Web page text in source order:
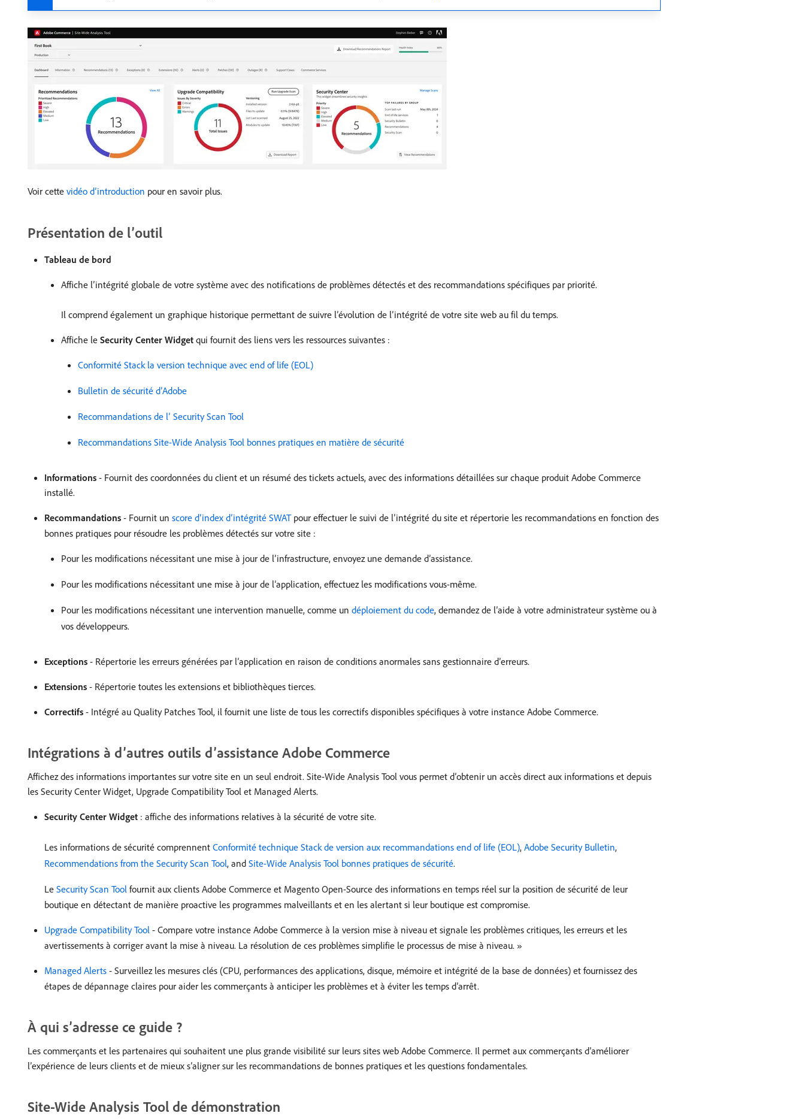
Voir cette vidéo d’introduction pour en savoir plus.
Présentation de l’outil
Tableau de bord
Affiche l’intégrité globale de votre système avec des notifications de problèmes détectés et des recommandations spécifiques par priorité.
Il comprend également un graphique historique permettant de suivre l’évolution de l’intégrité de votre site web au fil du temps.
Affiche le Security Center Widget qui fournit des liens vers les ressources suivantes :
Conformité Stack la version technique avec end of life (EOL)
Bulletin de sécurité d’Adobe
Recommandations de l’ Security Scan Tool
Recommandations Site-Wide Analysis Tool bonnes pratiques en matière de sécurité
Informations - Fournit des coordonnées du client et un résumé des tickets actuels, avec des informations détaillées sur chaque produit Adobe Commerce
installé.
Recommandations - Fournit un score d’index d’intégrité SWATpour effectuer le suivi de l’intégrité du site et répertorie les recommandations en fonction des
bonnes pratiques pour résoudre les problèmes détectés sur votre site :
Pour les modifications nécessitant une mise à jour de l’infrastructure, envoyez une demande d’assistance.
Pour les modifications nécessitant une mise à jour de l’application, effectuez les modifications vous-même.
Pour les modifications nécessitant une intervention manuelle, comme un déploiement du code, demandez de l’aide à votre administrateur système ou à
vos développeurs.
Exceptions - Répertorie les erreurs générées par l’application en raison de conditions anormales sans gestionnaire d’erreurs.
Extensions - Répertorie toutes les extensions et bibliothèques tierces.
Correctifs - Intégré au Quality Patches Tool, il fournit une liste de tous les correctifs disponibles spécifiques à votre instance Adobe Commerce.
Intégrations à d’autres outils d’assistance Adobe Commerce
Affichez des informations importantes sur votre site en un seul endroit. Site-Wide Analysis Tool vous permet d’obtenir un accès direct aux informations et depuis
les Security Center Widget, Upgrade Compatibility Tool et Managed Alerts.
Security Center Widget : affiche des informations relatives à la sécurité de votre site.
Les informations de sécurité comprennent Conformité technique Stack de version aux recommandations end of life (EOL), Adobe Security Bulletin,
Recommendations from the Security Scan Tool, and Site-Wide Analysis Tool bonnes pratiques de sécurité.
Le Security Scan Tool fournit aux clients Adobe Commerce et Magento Open-Source des informations en temps réel sur la position de sécurité de leur
boutique en détectant de manière proactive les programmes malveillants et en les alertant si leur boutique est compromise.
Upgrade Compatibility Tool - Compare votre instance Adobe Commerce à la version mise à niveau et signale les problèmes critiques, les erreurs et les
avertissements à corriger avant la mise à niveau. La résolution de ces problèmes simplifie le processus de mise à niveau. »
Managed Alerts - Surveillez les mesures clés (CPU, performances des applications, disque, mémoire et intégrité de la base de données) et fournissez des
étapes de dépannage claires pour aider les commerçants à anticiper les problèmes et à éviter les temps d’arrêt.
À qui s’adresse ce guide ?
Les commerçants et les partenaires qui souhaitent une plus grande visibilité sur leurs sites web Adobe Commerce. Il permet aux commerçants d’améliorer
l’expérience de leurs clients et de mieux s’aligner sur les recommandations de bonnes pratiques et les questions fondamentales.
Site-Wide Analysis Tool de démonstration